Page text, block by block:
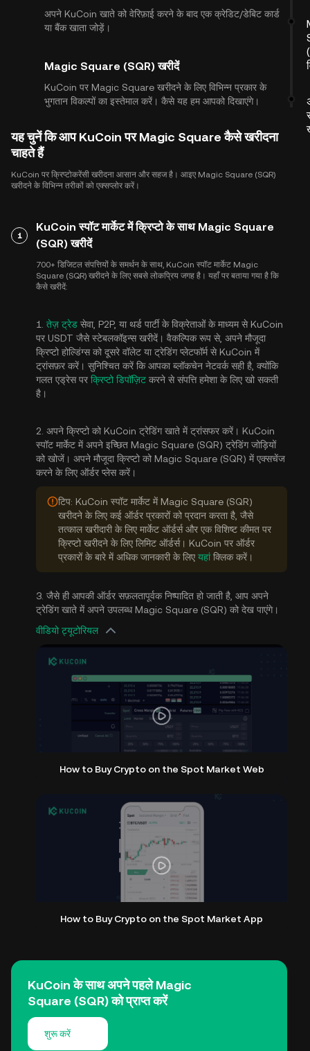
अपने KuCoin खाते को वेरिफ़ाई करने के बाद एक क्रेडिट/डेबिट कार्ड
या बैंक खाता जोड़ें।
Magic Square (SQR) खरीदें
KuCoin पर Magic Square खरीदने के लिए विभिन्न प्रकार के
भुगतान विकल्पों का इस्तेमाल करें। कैसे यह हम आपको दिखाएंगे।
यह चुनें कि आप KuCoin पर Magic Square कैसे खरीदना
चाहते हैं
KuCoin पर क्रिप्टोकरेंसी खरीदना आसान और सहज है। आइए Magic Square (SQR)
खरीदने के विभिन्न तरीकों को एक्सप्लोर करें।
1
KuCoin स्पॉट मार्केट में क्रिप्टो के साथ Magic Square
(SQR) खरीदें
700+ डिजिटल संपत्तियों के समर्थन के साथ, KuCoin स्पॉट मार्केट Magic
Square (SQR) खरीदने के लिए सबसे लोकप्रिय जगह है। यहाँ पर बताया गया है कि
कैसे खरीदें:
1. तेज़ ट्रेड सेवा, P2P, या थर्ड पार्टी के विक्रेताओं के माध्यम से KuCoin
पर USDT जैसे स्टेबलकॉइन्स खरीदें। वैकल्पिक रूप से, अपने मौजूदा
क्रिप्टो होल्डिंग्स को दूसरे वॉलेट या ट्रेडिंग प्लेटफॉर्म से KuCoin में
ट्रांसफ़र करें। सुनिश्चित करें कि आपका ब्लॉकचेन नेटवर्क सही है, क्योंकि
गलत एड्रेस पर क्रिप्टो डिपॉज़िट करने से संपत्ति हमेशा के लिए खो सकती
है।
2. अपने क्रिप्टो को KuCoin ट्रेडिंग खाते में ट्रांसफर करें। KuCoin
स्पॉट मार्केट में अपने इच्छित Magic Square (SQR) ट्रेडिंग जोड़ियों
को खोजें। अपने मौजूदा क्रिप्टो को Magic Square (SQR) में एक्सचेंज
करने के लिए ऑर्डर प्लेस करें।
टिप: KuCoin स्पॉट मार्केट में Magic Square (SQR)
खरीदने के लिए कई ऑर्डर प्रकारों को प्रदान करता है, जैसे
तत्काल खरीदारी के लिए मार्केट ऑर्डर्स और एक विशिष्ट कीमत पर
क्रिप्टो खरीदने के लिए लिमिट ऑर्डर्स। KuCoin पर ऑर्डर
प्रकारों के बारे में अधिक जानकारी के लिए यहांक्लिक करें।
3. जैसे ही आपकी ऑर्डर सफ़लतापूर्वक निष्पादित हो जाती है, आप अपने
ट्रेडिंग खाते में अपने उपलब्ध Magic Square (SQR) को देख पाएंगे।
वीडियो ट्यूटोरियल
How to Buy Crypto on the Spot Market Web
How to Buy Crypto on the Spot Market App
KuCoin के साथ अपने पहले Magic
Square (SQR) को प्राप्त करें
शुरू करें